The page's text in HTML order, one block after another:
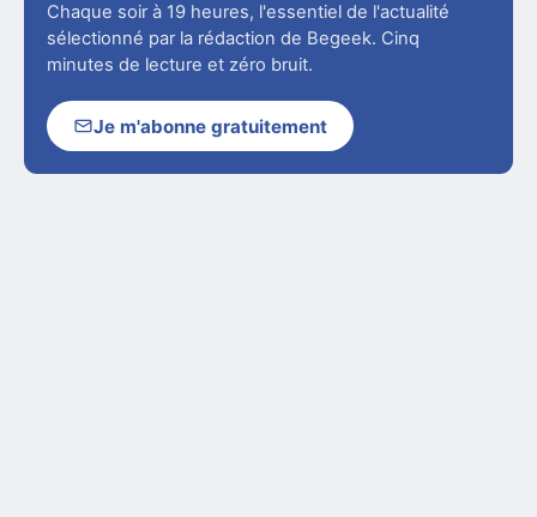
Chaque soir à 19 heures, l'essentiel de l'actualité
sélectionné par la rédaction de Begeek. Cinq
minutes de lecture et zéro bruit.
Je m'abonne gratuitement